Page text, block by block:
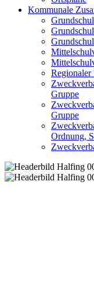
Kommunale
Regionaler
Gruppe
Gruppe
Ordnung,